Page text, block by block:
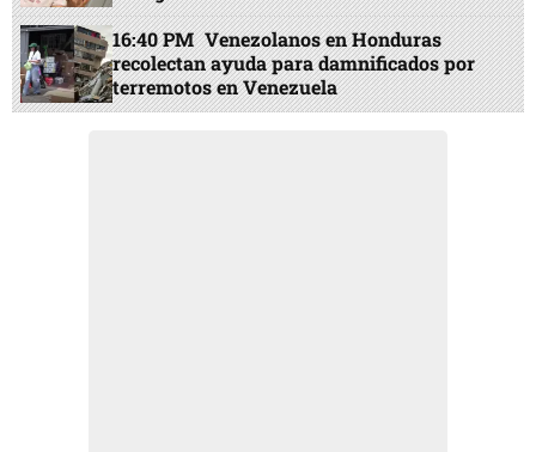
16:40 PM Venezolanos en Honduras
recolectan ayuda para damnificados por
terremotos en Venezuela